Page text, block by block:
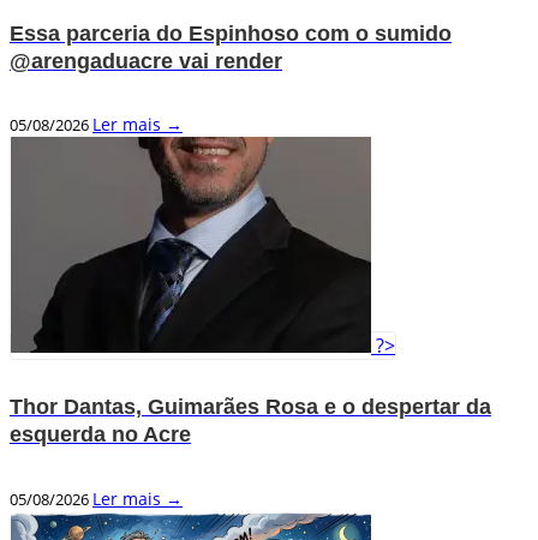
Essa parceria do Espinhoso com o sumido
@arengaduacre vai render
05/08/2026 Ler mais →
?>
Thor Dantas, Guimarães Rosa e o despertar da
esquerda no Acre
05/08/2026 Ler mais →